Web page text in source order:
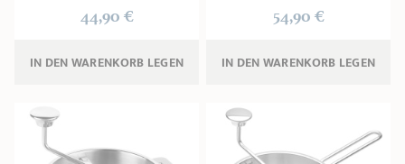
44,90 €
LEGEN
54,90 €
LEGEN